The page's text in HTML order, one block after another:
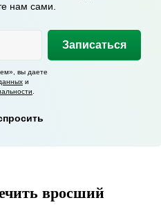
нам сами.
Записаться
вы даете
и
вросший